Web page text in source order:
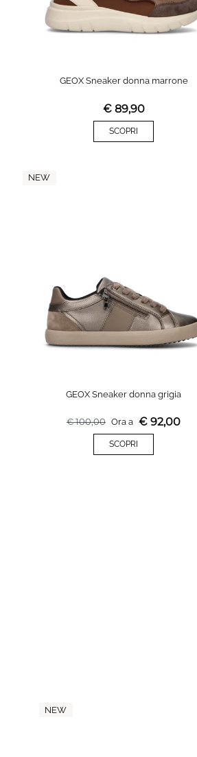
GEOX Sneaker donna marrone
€ 89,90
SCOPRI
NEW
GEOX Sneaker donna grigia
€100,00 Ora a € 92,00
SCOPRI
NEW